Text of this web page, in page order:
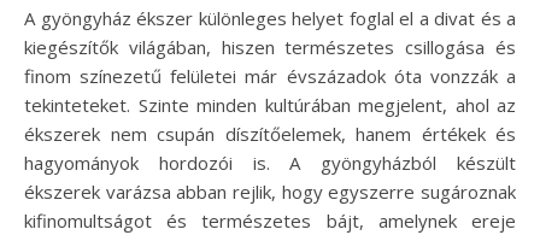
A gyöngyház ékszer különleges helyet foglal el a divat és a
kiegészítők világában, hiszen természetes csillogása és
finom színezetű felületei már évszázadok óta vonzzák a
tekinteteket. Szinte minden kultúrában megjelent, ahol az
ékszerek nem csupán díszítőelemek, hanem értékek és
hagyományok hordozói is. A gyöngyházból készült
ékszerek varázsa abban rejlik, hogy egyszerre sugároznak
kifinomultságot és természetes bájt, amelynek ereje